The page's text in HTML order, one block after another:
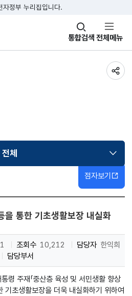
자정부 누리집입니다.
통합검색
창
열기 전체메뉴
전체선택됨
점자보기
을 통한 기초생활보장 내실화
조회수 10,212 담당자 한익희
담당부서
주재「중산층 육성 및 서민생활 향상
기초생활보장을 더욱 내실화하기 위하여